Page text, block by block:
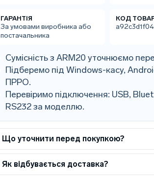
ГАРАНТІЯ
За умовами виробника або
постачальника
КОД
Сумісність з ARM20 уточнюємо
Підберемо під Windows-касу,
ПРРО.
Перевіримо підключення: USB,
RS232 за моделлю.
Що уточнити перед покупкою?
Як відбувається доставка?